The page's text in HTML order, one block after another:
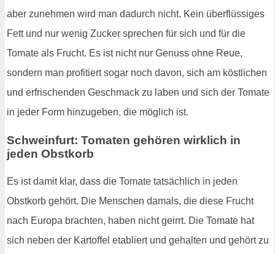
aber zunehmen wird man dadurch nicht. Kein überflüssiges
Fett und nur wenig Zucker sprechen für sich und für die
Tomate als Frucht. Es ist nicht nur Genuss ohne Reue,
sondern man profitiert sogar noch davon, sich am köstlichen
und erfrischenden Geschmack zu laben und sich der Tomate
in jeder Form hinzugeben, die möglich ist.
Schweinfurt: Tomaten gehören wirklich in
jeden Obstkorb
Es ist damit klar, dass die Tomate tatsächlich in jeden
Obstkorb gehört. Die Menschen damals, die diese Frucht
nach Europa brachten, haben nicht geirrt. Die Tomate hat
sich neben der Kartoffel etabliert und gehalten und gehört zu